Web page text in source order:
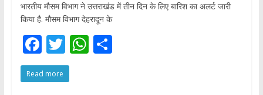
भारतीय मौसम विभाग ने उत्तराखंड में तीन दिन के लिए बारिश का अलर्ट जारी
किया है. मौसम विभाग देहरादून के
F
ac
e
T
w
itt
W S
Read more